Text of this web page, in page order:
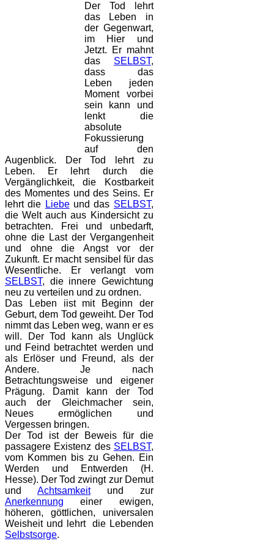
Der Tod lehrt
das Leben in
der Gegenwart,
im Hier und
Jetzt. Er mahnt
das SELBST,
dass das
Leben jeden
Moment vorbei
sein kann und
lenkt die
absolute
Fokussierung
auf den
Augenblick. Der Tod lehrt zu
Leben. Er lehrt durch die
Vergänglichkeit, die Kostbarkeit
des Momentes und des Seins. Er
lehrt die Liebeund das SELBST,
die Welt auch aus Kindersicht zu
betrachten. Frei und unbedarft,
ohne die Last der Vergangenheit
und ohne die Angst vor der
Zukunft. Er macht sensibel für das
Wesentliche. Er verlangt vom
SELBST, die innere Gewichtung
neu zu verteilen und zu ordnen.
Das Leben iist mit Beginn der
Geburt, dem Tod geweiht. Der Tod
nimmt das Leben weg, wann er es
will. Der Tod kann als Unglück
und Feind betrachtet werden und
als Erlöser und Freund, als der
Andere. Je nach
Betrachtungsweise und eigener
Prägung. Damit kann der Tod
auch der Gleichmacher sein,
Neues ermöglichen und
Vergessen bringen.
Der Tod ist der Beweis für die
passagere Existenz des SELBST,
vom Kommen bis zu Gehen. Ein
Werden und Entwerden (H.
Hesse). Der Tod zwingt zur Demut
und Achtsamkeitund zur
Anerkennung einer ewigen,
höheren, göttlichen, universalen
Weisheit und lehrt die Lebenden
Selbstsorge.